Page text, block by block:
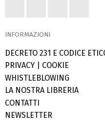
INFORMAZIONI
DECRETO 231 E CODICE
PRIVACY
COOKIE
WHISTLEBLOWING
LA NOSTRA LIBRERIA
CONTATTI
NEWSLETTER